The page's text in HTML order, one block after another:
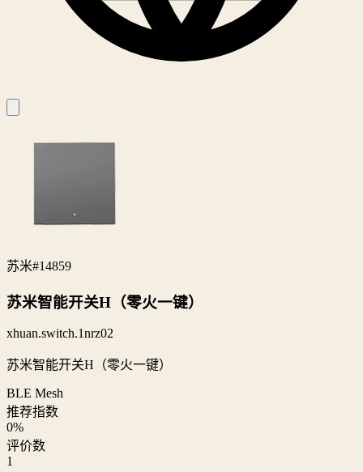
苏米#14859
苏米智能开关H（零火一键）
xhuan.switch.1nrz02
苏米智能开关H（零火一键）
BLE Mesh
推荐指数
0%
评价数
1